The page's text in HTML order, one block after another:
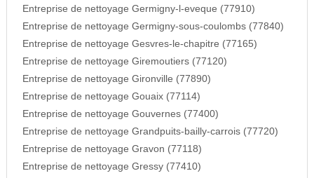
Entreprise de nettoyage Germigny-l-eveque (77910)
Entreprise de nettoyage Germigny-sous-coulombs (77840)
Entreprise de nettoyage Gesvres-le-chapitre (77165)
Entreprise de nettoyage Giremoutiers (77120)
Entreprise de nettoyage Gironville (77890)
Entreprise de nettoyage Gouaix (77114)
Entreprise de nettoyage Gouvernes (77400)
Entreprise de nettoyage Grandpuits-bailly-carrois (77720)
Entreprise de nettoyage Gravon (77118)
Entreprise de nettoyage Gressy (77410)